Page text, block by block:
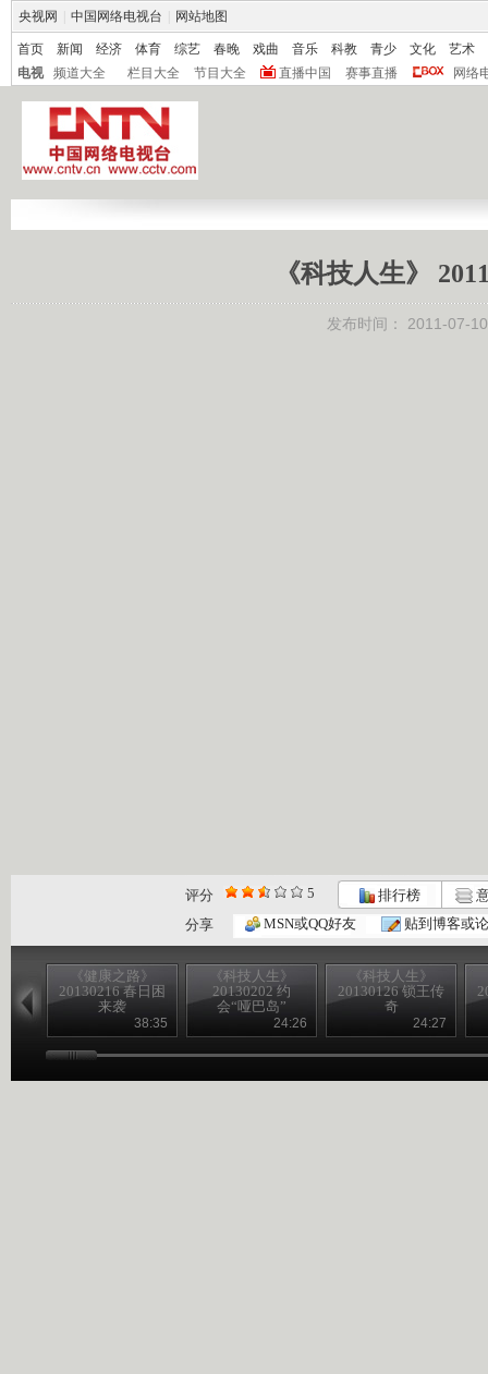
央视网 中国网络电视台 网站地图
首页 新闻 经济 体育 综艺 春晚 戏曲 音乐 科教 青少 文化
艺术
电视
频道大全 栏目大全 节目大全 直播中国 赛事直播 网络
《科技人生》
发布时间： 2011-07-
评分 5 排行榜
分享
MSN或QQ好友 贴到博客或
《健康之路》
20130216 春日困
来袭
38:35
《科技人生》
20130202 约
会“哑巴岛”
24:26
《科技人生》
20130126 锁王传
奇
24:27